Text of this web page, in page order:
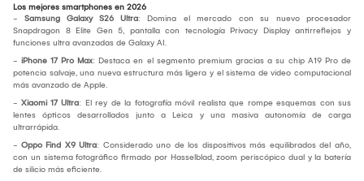
Los mejores smartphones en 2026
- Samsung Galaxy S26 Ultra: Domina el mercado con su nuevo procesador
Snapdragon 8 Elite Gen 5, pantalla con tecnología Privacy Display antirreflejos y
funciones ultra avanzadas de Galaxy AI.
- iPhone 17 Pro Max: Destaca en el segmento premium gracias a su chip A19 Pro de
potencia salvaje, una nueva estructura más ligera y el sistema de video computacional
más avanzado de Apple.
- Xiaomi 17 Ultra: El rey de la fotografía móvil realista que rompe esquemas con sus
lentes ópticos desarrollados junto a Leica y una masiva autonomía de carga
ultrarrápida.
- Oppo Find X9 Ultra: Considerado uno de los dispositivos más equilibrados del año,
con un sistema fotográfico firmado por Hasselblad, zoom periscópico dual y la batería
de silicio más eficiente.